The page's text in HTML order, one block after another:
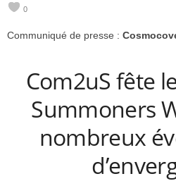
0
Communiqué de presse :
Com2uS fête
Summoners
nombreux